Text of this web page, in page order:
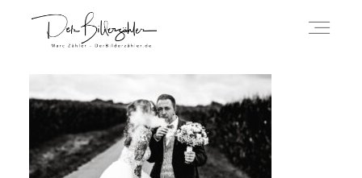
ÜBER MICH
HOCHZEITSREPORTAGEN